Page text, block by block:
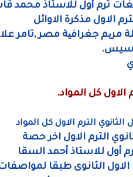
ترم أول للاستاذ محمد
الاول مذكرة الاوائل
مریم جغرافیة مصر ,تامر
الاول كل المواد.
الترم الاول كل المواد
الترم الاول اخر حصة
أول للاستاذ أحمد السقا
الثانوى طبقا